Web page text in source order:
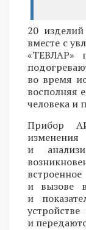
20 изделий
вместе с
«ТЕВЛАР»
во время
восполняя
человека и
Прибор
и
и вызове
и
и